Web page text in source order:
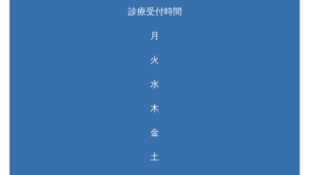
診療受付時間
月
火
水
木
金
土